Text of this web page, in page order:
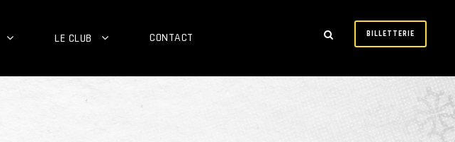
LE CLUB CONTACT BILLETTERIE